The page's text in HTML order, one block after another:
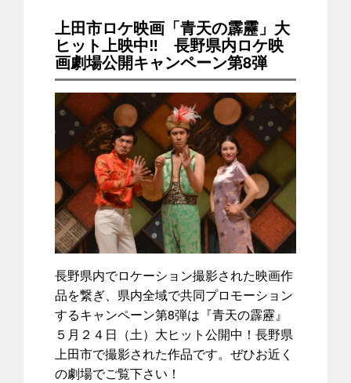
上田市ロケ映画「青天の霹靂」大
ヒット上映中‼ 長野県内ロケ映
画劇場公開キャンペーン第8弾
長野県内でロケーション撮影された映画作
品を繋ぎ、県内全域で共同プロモーション
するキャンペーン第8弾は『青天の霹靂』
５月２４日（土）大ヒット公開中！長野県
上田市で撮影された作品です。ぜひお近く
の劇場でご覧下さい！